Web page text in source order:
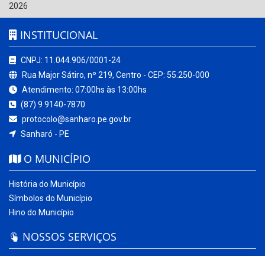
2026
INSTITUCIONAL
CNPJ: 11.044.906/0001-24
Rua Major Sátiro, nº 219, Centro - CEP: 55.250-000
Atendimento: 07:00hs às 13:00hs
(87) 9 9140-7870
protocolo@sanharo.pe.gov.br
Sanharó - PE
O MUNICÍPIO
História do Município
Símbolos do Município
Hino do Município
NOSSOS SERVIÇOS